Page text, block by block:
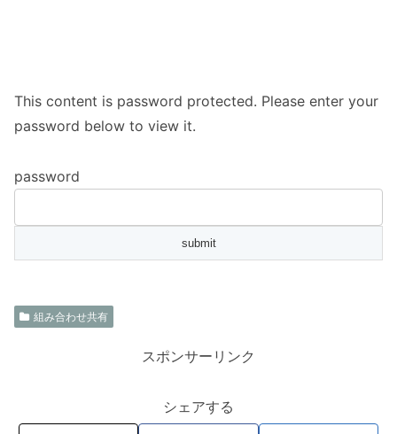
This content is password protected. Please enter your
password below to view it.
password
組み合わせ共有
スポンサーリンク
シェアする